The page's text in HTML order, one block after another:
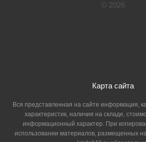
© 2026
Карта сайта
Вся представленная на сайте информация,
характеристик, наличия на складе,
информационный характер. При
использовании материалов, размещенных